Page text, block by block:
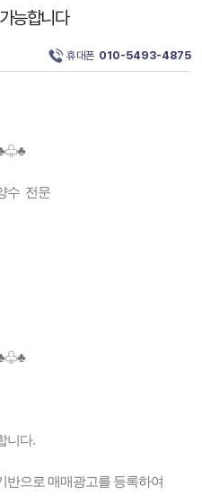
능합니다
휴대폰 010-5493-4875
수 전문
니다.
반으로 매매광고를 등록하여